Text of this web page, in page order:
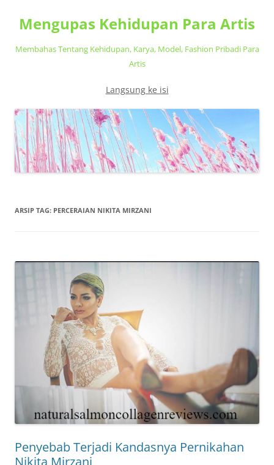
Mengupas Kehidupan Para Artis
Membahas Tentang Kehidupan, Karya, Model, Fashion Pribadi Para
Artis
Langsung ke isi
ARSIP TAG: PERCERAIAN NIKITA MIRZANI
Penyebab Terjadi Kandasnya Pernikahan
Nikita Mirzani